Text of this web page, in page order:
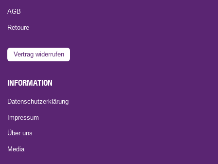
AGB
Retoure
Vertrag widerrufen
INFORMATION
Datenschutzerklärung
Impressum
Über uns
Media